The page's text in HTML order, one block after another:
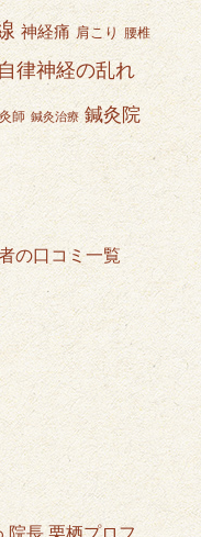
神経痛 肩こり 腰椎
律神経の乱れ
師 鍼灸治療 鍼灸院
の口コミ一覧
院長 栗栖プロフ